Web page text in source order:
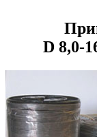
D 8,0-